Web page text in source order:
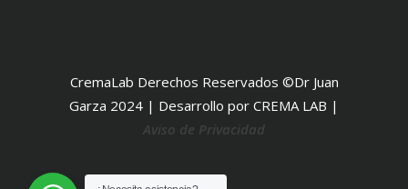
CremaLab Derechos Reservados ©Dr Juan
Garza 2024 | Desarrollo por CREMA LAB |
Aviso de Privacidad